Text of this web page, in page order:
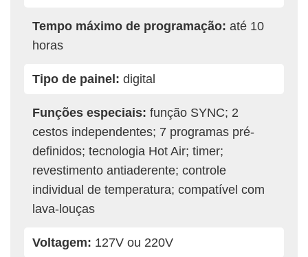
Tempo máximo de programação: até 10
horas
Tipo de painel: digital
Funções especiais: função SYNC; 2
cestos independentes; 7 programas pré-
definidos; tecnologia Hot Air; timer;
revestimento antiaderente; controle
individual de temperatura; compatível com
lava-louças
Voltagem: 127V ou 220V